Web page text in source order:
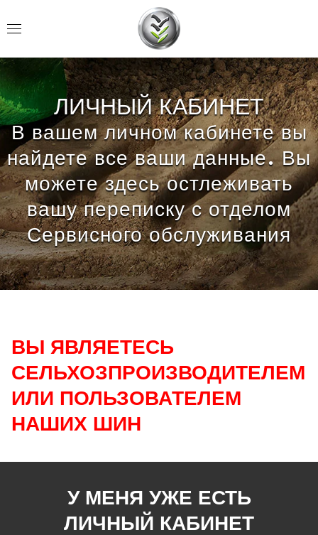
ЛИЧНЫЙ КАБИНЕТ
В вашем личном кабинете вы
найдете все ваши данные. Вы
можете здесь остлеживать
вашу переписку с отделом
Сервисного обслуживания
ВЫ ЯВЛЯЕТЕСЬ
СЕЛЬХОЗПРОИЗВОДИТЕЛЕМ
ИЛИ ПОЛЬЗОВАТЕЛЕМ
НАШИХ ШИН
У МЕНЯ УЖЕ ЕСТЬ
ЛИЧНЫЙ КАБИНЕТ